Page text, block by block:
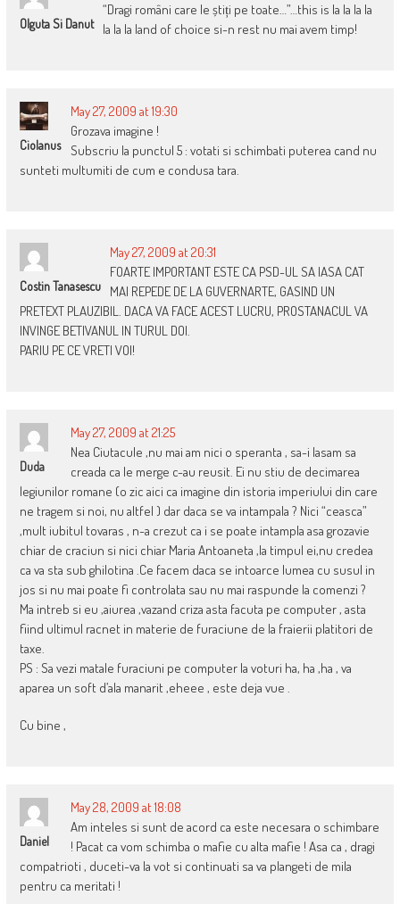
Olguta Si Danut
“Dragi români care le știți pe toate…”…this is la la la la
la la la land of choice si-n rest nu mai avem timp!
Ciolanus
May 27, 2009 at 19:30
Grozava imagine !
Subscriu la punctul 5 : votati si schimbati puterea cand nu
sunteti multumiti de cum e condusa tara.
Costin Tanasescu
May 27, 2009 at 20:31
FOARTE IMPORTANT ESTE CA PSD-UL SA IASA CAT
MAI REPEDE DE LA GUVERNARTE, GASIND UN
PRETEXT PLAUZIBIL. DACA VA FACE ACEST LUCRU, PROSTANACUL VA
INVINGE BETIVANUL IN TURUL DOI.
PARIU PE CE VRETI VOI!
Duda
May 27, 2009 at 21:25
Nea Ciutacule ,nu mai am nici o speranta , sa-i lasam sa
creada ca le merge c-au reusit. Ei nu stiu de decimarea
legiunilor romane (o zic aici ca imagine din istoria imperiului din care
ne tragem si noi, nu altfel ) dar daca se va intampala ? Nici “ceasca”
,mult iubitul tovaras , n-a crezut ca i se poate intampla asa grozavie
chiar de craciun si nici chiar Maria Antoaneta ,la timpul ei,nu credea
ca va sta sub ghilotina .Ce facem daca se intoarce lumea cu susul in
jos si nu mai poate fi controlata sau nu mai raspunde la comenzi ?
Ma intreb si eu ,aiurea ,vazand criza asta facuta pe computer , asta
fiind ultimul racnet in materie de furaciune de la fraierii platitori de
taxe.
PS : Sa vezi matale furaciuni pe computer la voturi ha, ha ,ha , va
aparea un soft d’ala manarit ,eheee , este deja vue .
Cu bine ,
Daniel
May 28, 2009 at 18:08
Am inteles si sunt de acord ca este necesara o schimbare
! Pacat ca vom schimba o mafie cu alta mafie ! Asa ca , dragi
compatrioti , duceti-va la vot si continuati sa va plangeti de mila
pentru ca meritati !